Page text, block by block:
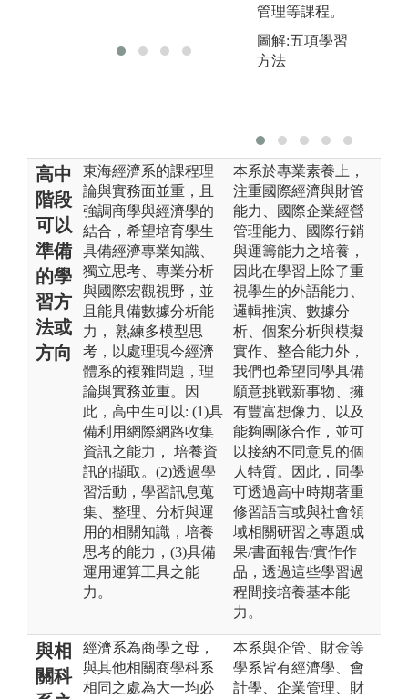
管理等課程。
圖解:五項學習
方法
高中
階段
可以
準備
的學
習方
法或
方向
東海經濟系的課程理
論與實務面並重，且
強調商學與經濟學的
結合，希望培育學生
具備經濟專業知識、
獨立思考、專業分析
與國際宏觀視野，並
且能具備數據分析能
力， 熟練多模型思
考，以處理現今經濟
體系的複雜問題，理
論與實務並重。因
此，高中生可以: (1)具
備利用網際網路收集
資訊之能力， 培養資
訊的擷取。(2)透過學
習活動，學習訊息蒐
集、整理、分析與運
用的相關知識，培養
思考的能力，(3)具備
運用運算工具之能
力。
本系於專業素養上，
注重國際經濟與財管
能力、國際企業經營
管理能力、國際行銷
與運籌能力之培養，
因此在學習上除了重
視學生的外語能力、
邏輯推演、數據分
析、個案分析與模擬
實作、整合能力外，
我們也希望同學具備
願意挑戰新事物、擁
有豐富想像力、以及
能夠團隊合作，並可
以接納不同意見的個
人特質。因此，同學
可透過高中時期著重
修習語言或與社會領
域相關研習之專題成
果/書面報告/實作作
品，透過這些學習過
程間接培養基本能
力。
與相
關科
經濟系為商學之母，
與其他相關商學科系
相同之處為大一均必
本系與企管、財金等
學系皆有經濟學、會
計學、企業管理、財